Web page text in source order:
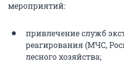
мероприятий:
привлечение служб
реагирования (МЧС,
лесного хозяйства;